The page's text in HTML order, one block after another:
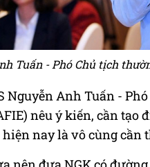
Tuấn - Phó Chủ tịch
Nguyễn Anh Tuấn -
nêu ý kiến, cần
nay là vô cùng